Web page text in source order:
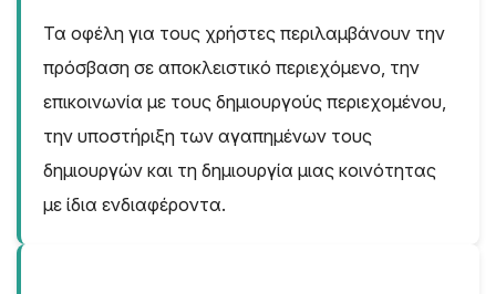
Τα οφέλη για τους χρήστες περιλαμβάνουν την
πρόσβαση σε αποκλειστικό περιεχόμενο, την
επικοινωνία με τους δημιουργούς περιεχομένου,
την υποστήριξη των αγαπημένων τους
δημιουργών και τη δημιουργία μιας κοινότητας
με ίδια ενδιαφέροντα.